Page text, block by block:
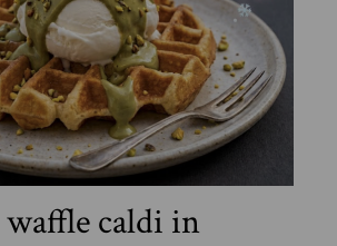
waffle caldi in